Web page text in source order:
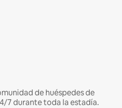
de huéspedes de
7 durante toda la estadía.